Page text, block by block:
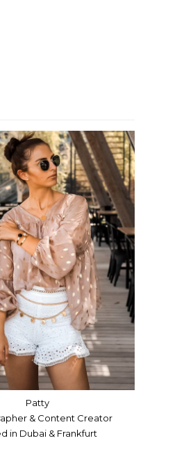
Patty
& Content Creator
in Dubai & Frankfurt